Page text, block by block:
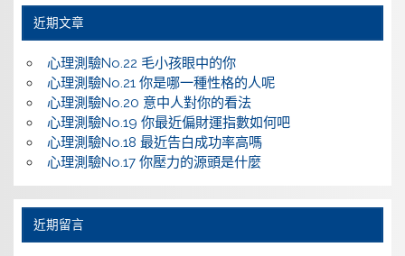
近期文章
心理測驗No.22 毛小孩眼中的你
心理測驗No.21 你是哪一種性格的人呢
心理測驗No.20 意中人對你的看法
心理測驗No.19 你最近偏財運指數如何吧
心理測驗No.18 最近告白成功率高嗎
心理測驗No.17 你壓力的源頭是什麼
近期留言